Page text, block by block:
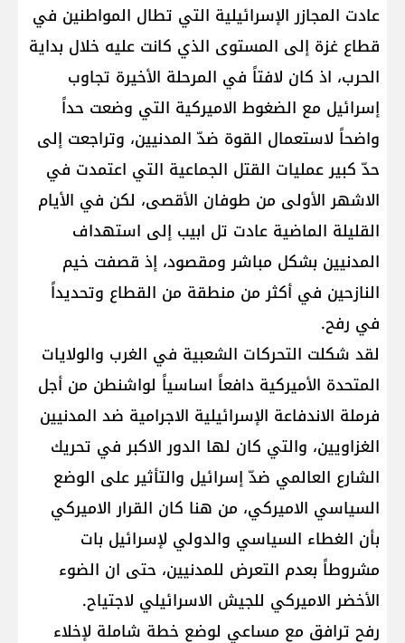
عادت المجازر الإسرائيلية التي تطال المواطنين في
قطاع غزة إلى المستوى الذي كانت عليه خلال بداية
الحرب، اذ كان لافتاً في المرحلة الأخيرة تجاوب
إسرائيل مع الضغوط الاميركية التي وضعت حداً
واضحاً لاستعمال القوة ضدّ المدنيين، وتراجعت إلى
حدّ كبير عمليات القتل الجماعية التي اعتمدت في
الاشهر الأولى من طوفان الأقصى، لكن في الأيام
القليلة الماضية عادت تل ابيب إلى استهداف
المدنيين بشكل مباشر ومقصود، إذ قصفت خيم
النازحين في أكثر من منطقة من القطاع وتحديداً
في رفح.
لقد شكلت التحركات الشعبية في الغرب والولايات
المتحدة الأميركية دافعاً اساسياً لواشنطن من أجل
فرملة الاندفاعة الإسرائيلية الاجرامية ضد المدنيين
الغزاويين، والتي كان لها الدور الاكبر في تحريك
الشارع العالمي ضدّ إسرائيل والتأثير على الوضع
السياسي الاميركي، من هنا كان القرار الاميركي
بأن الغطاء السياسي والدولي لإسرائيل بات
مشروطاً بعدم التعرض للمدنيين، حتى ان الضوء
الأخضر الاميركي للجيش الاسرائيلي لاجتياح.
رفح ترافق مع مساعي لوضع خطة شاملة لإخلاء